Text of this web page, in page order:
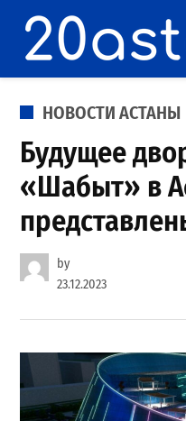
content
POSTED
НОВОСТИ АСТАНЫ
Будущее
«Шабыт» в
by
23.12.2023